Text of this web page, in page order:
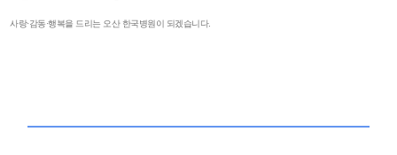
사랑·감동·행복을 드리는 오산 한국병원이 되겠습니다.